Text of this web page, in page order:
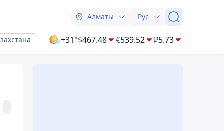
Алматы Рус
+31°$467.48 €539.52 ₽5.73